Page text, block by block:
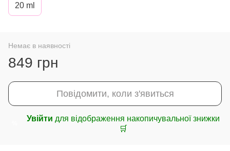
20 ml
Немає в наявності
849 грн
Повідомити, коли з'явиться
Увійти для відображення накопичувальної знижки
🛒